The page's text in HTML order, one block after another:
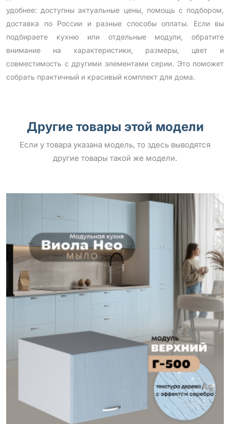
удобнее: доступны актуальные цены, помощь с подбором,
доставка по России и разные способы оплаты. Если вы
подбираете кухню или отдельные модули, обратите
внимание на характеристики, размеры, цвет и
совместимость с другими элементами серии. Это поможет
собрать практичный и красивый комплект для дома.
Другие товары этой модели
Если у товара указана модель, то здесь выводятся
другие товары такой же модели.